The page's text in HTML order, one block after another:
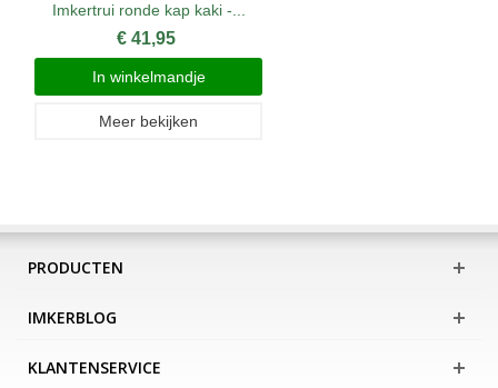
Imkertrui ronde kap kaki -...
€ 41,95
In winkelmandje
Meer bekijken
PRODUCTEN
IMKERBLOG
KLANTENSERVICE